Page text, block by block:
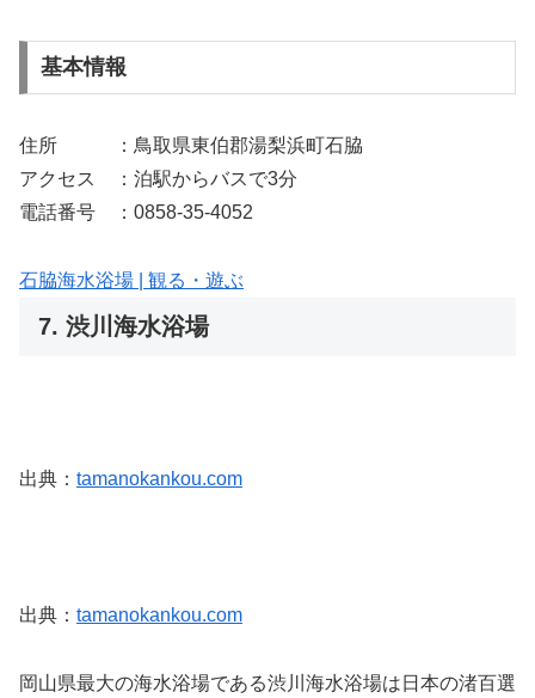
基本情報
住所 ：鳥取県東伯郡湯梨浜町石脇
アクセス ：泊駅からバスで3分
電話番号 ：0858-35-4052
石脇海水浴場 | 観る・遊ぶ
7. 渋川海水浴場
出典： tamanokankou.com
出典： tamanokankou.com
岡山県最大の海水浴場である渋川海水浴場は日本の渚百選